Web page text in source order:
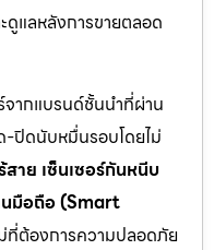
แลหลังการขายตลอด
จากแบรนด์ชั้นนำที่ผ่าน
-ปิดนับหมื่นรอบโดยไม่
สาย เซ็นเซอร์กันหนีบ
นมือถือ (Smart
ที่ต้องการความปลอดภัย